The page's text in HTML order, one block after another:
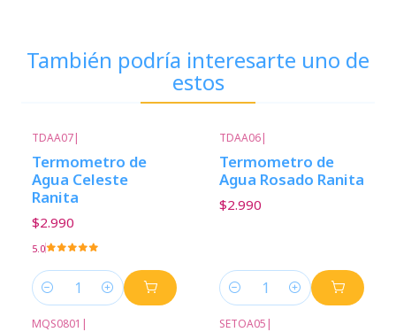
También podría interesarte uno de
estos
TDAA07|
Termometro de
Agua Celeste
Ranita
$2.990
5.0
Cantidad
TDAA06|
Termometro de
Agua Rosado Ranita
$2.990
Cantidad
MQS0801 | SETOA05 |